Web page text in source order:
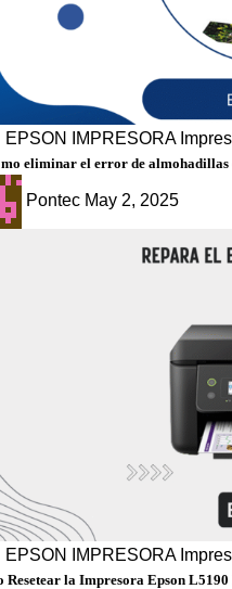
EPSON IMPRESORA
eliminar el error de almohadillas
Pontec May 2, 2025
EPSON IMPRESORA
Resetear la Impresora Epson L5190